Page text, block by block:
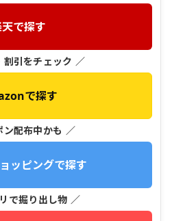
で探す
割引をチェック ／
で探す
ン配布中かも ／
ッピングで探す
で掘り出し物 ／